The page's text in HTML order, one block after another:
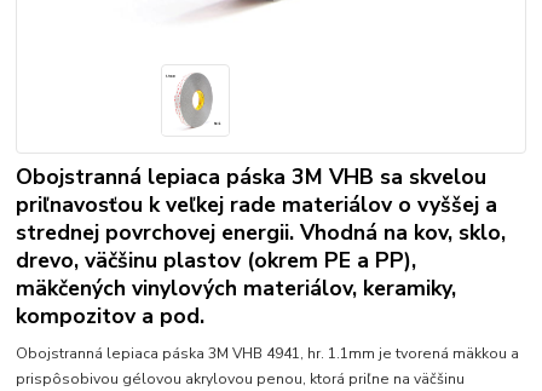
Obojstranná lepiaca páska 3M VHB sa skvelou
priľnavosťou k veľkej rade materiálov o vyššej a
strednej povrchovej energii. Vhodná na kov, sklo,
drevo, väčšinu plastov (okrem PE a PP),
mäkčených vinylových materiálov, keramiky,
kompozitov a pod.
Obojstranná lepiaca páska 3M VHB 4941, hr. 1.1mm je tvorená mäkkou a
prispôsobivou gélovou akrylovou penou, ktorá priľne na väčšinu